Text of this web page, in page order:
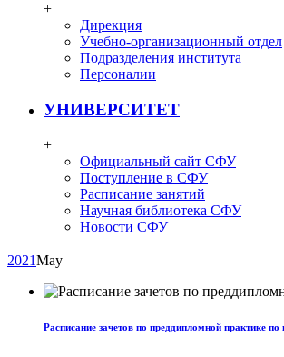
+
Дирекция
Учебно-организационный отдел
Подразделения института
Персоналии
УНИВЕРСИТЕТ
+
Официальный сайт СФУ
Поступление в СФУ
Расписание занятий
Научная библиотека СФУ
Новости СФУ
2021May
Расписание зачетов по преддипломной практике